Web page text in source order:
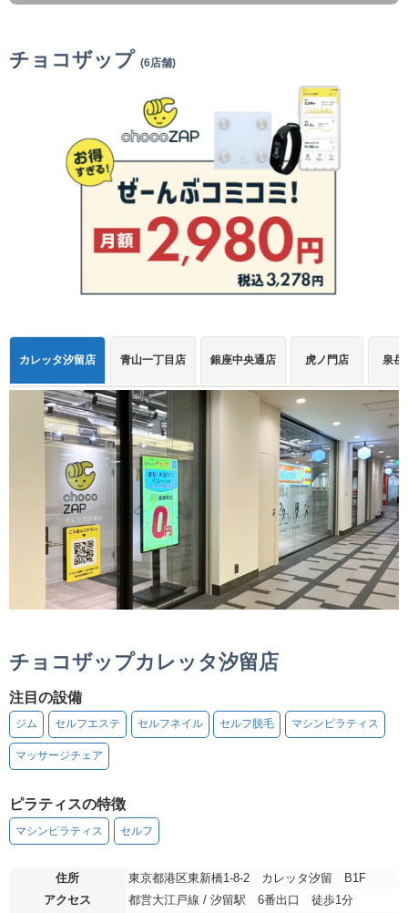
チョコザップ (6店舗)
カレッタ汐留店 青山一丁目店 銀座中央通店 虎ノ門店 泉岳
チョコザップカレッタ汐留店
注目の設備
ジム セルフエステ セルフネイル セルフ脱毛 マシンピラティス
マッサージチェア
ピラティスの特徴
マシンピラティス セルフ
住所
東京都港区東新橋1-8-2 カレッタ汐留 B1F
アクセス
都営大江戸線 / 汐留駅 6番出口 徒歩1分